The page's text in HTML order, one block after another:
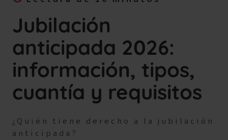
Jubilación
anticipada 2026:
información, tipos,
cuantía y requisitos
¿Quién tiene derecho a la jubilación
anticipada?